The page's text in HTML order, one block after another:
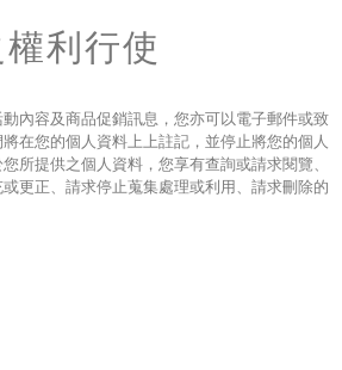
利行使
內容及商品促銷訊息，您亦可以電子郵件或致
在您的個人資料上上註記，並停止將您的個人
所提供之個人資料，您享有查詢或請求閱覽、
更正、請求停止蒐集處理或利用、請求刪除的